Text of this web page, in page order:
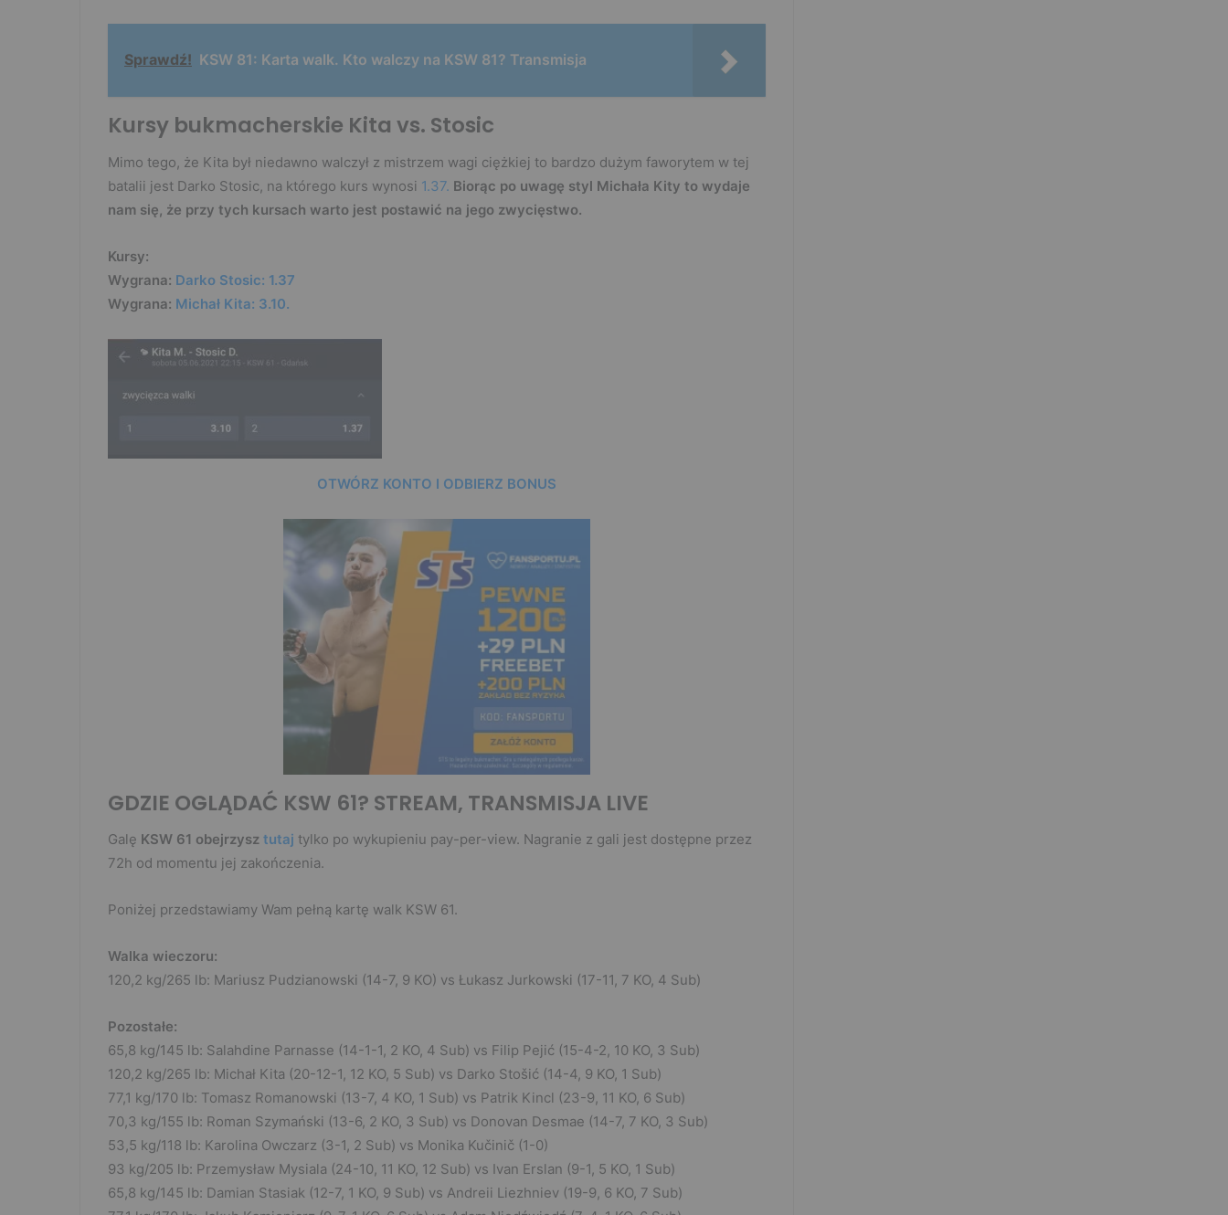
Sprawdź! KSW 81: Karta walk. Kto walczy na KSW 81? Transmisja
Kursy bukmacherskie Kita vs. Stosic
Mimo tego, że Kita był niedawno walczył z mistrzem wagi ciężkiej to bardzo dużym faworytem w tej
batalii jest Darko Stosic, na którego kurs wynosi 1.37. Biorąc po uwagę styl Michała Kity to wydaje
nam się, że przy tych kursach warto jest postawić na jego zwycięstwo.
Kursy:
Wygrana: Darko Stosic: 1.37
Wygrana: Michał Kita: 3.10.
OTWÓRZ KONTO I ODBIERZ BONUS
GDZIE OGLĄDAĆ KSW 61? STREAM, TRANSMISJA LIVE
Galę KSW 61 obejrzysz tutaj tylko po wykupieniu pay-per-view. Nagranie z gali jest dostępne przez
72h od momentu jej zakończenia.
Poniżej przedstawiamy Wam pełną kartę walk KSW 61.
Walka wieczoru:
120,2 kg/265 lb: Mariusz Pudzianowski (14-7, 9 KO) vs Łukasz Jurkowski (17-11, 7 KO, 4 Sub)
Pozostałe:
65,8 kg/145 lb: Salahdine Parnasse (14-1-1, 2 KO, 4 Sub) vs Filip Pejić (15-4-2, 10 KO, 3 Sub)
120,2 kg/265 lb: Michał Kita (20-12-1, 12 KO, 5 Sub) vs Darko Stošić (14-4, 9 KO, 1 Sub)
77,1 kg/170 lb: Tomasz Romanowski (13-7, 4 KO, 1 Sub) vs Patrik Kincl (23-9, 11 KO, 6 Sub)
70,3 kg/155 lb: Roman Szymański (13-6, 2 KO, 3 Sub) vs Donovan Desmae (14-7, 7 KO, 3 Sub)
53,5 kg/118 lb: Karolina Owczarz (3-1, 2 Sub) vs Monika Kučinič (1-0)
93 kg/205 lb: Przemysław Mysiala (24-10, 11 KO, 12 Sub) vs Ivan Erslan (9-1, 5 KO, 1 Sub)
65,8 kg/145 lb: Damian Stasiak (12-7, 1 KO, 9 Sub) vs Andreii Liezhniev (19-9, 6 KO, 7 Sub)